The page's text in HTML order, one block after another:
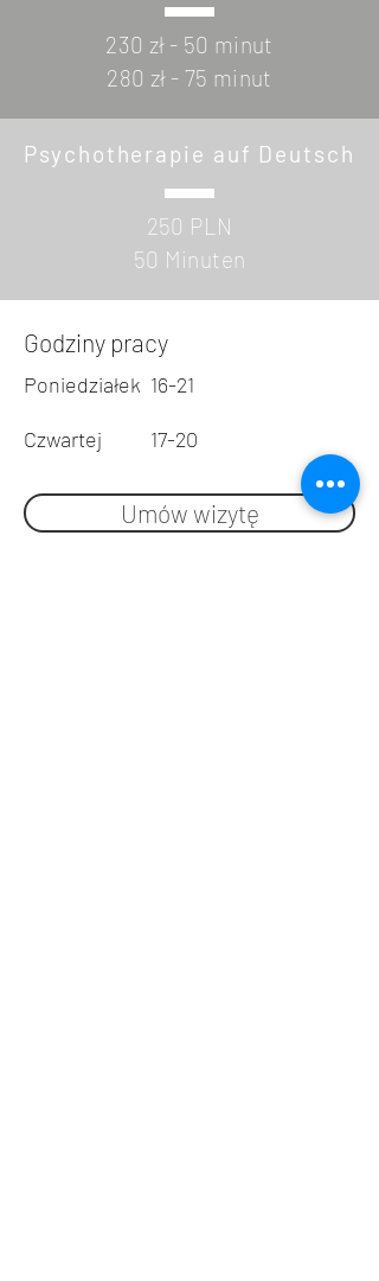
230 zł - 50 minut
280 zł - 75 minut
Psychotherapie auf Deutsch
250 PLN
50 Minuten
Godziny pracy
Poniedziałek
Czwartej
16-21
17-20
Umów wizytę